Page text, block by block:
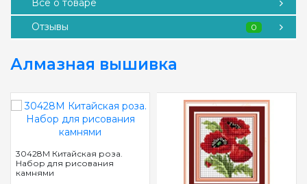
Все о товаре
Отзывы
0
Алмазная вышивка
30428M Китайская роза.
Набор для рисования
камнями